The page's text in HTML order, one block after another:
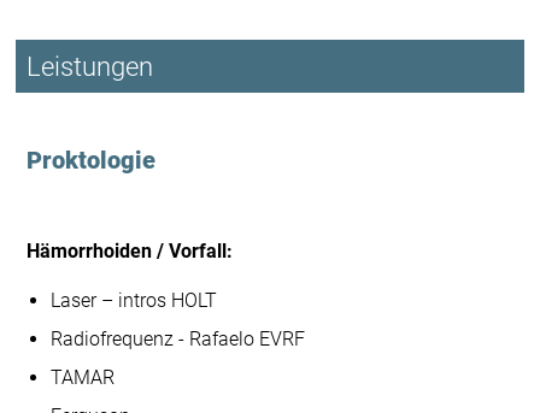
Leistungen
Proktologie
Hämorrhoiden / Vorfall:
Laser – intros HOLT
Radiofrequenz - Rafaelo EVRF
TAMAR